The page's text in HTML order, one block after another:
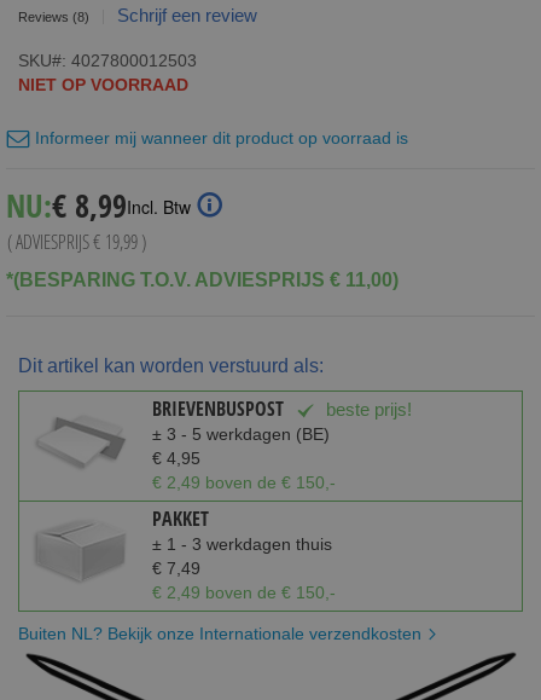
Reviews (8) Schrijf een review
SKU
4027800012503
NIET OP VOORRAAD
Informeer mij wanneer dit product op voorraad is
NU: Special
Price
€ 8,99Incl. Btw
( ADVIESPRIJS€ 19,99)
*(BESPARING T.O.V. ADVIESPRIJS € 11,00)
Dit artikel kan worden verstuurd als:
BRIEVENBUSPOST beste prijs!
± 3 - 5 werkdagen (BE)
€ 4,95
€ 2,49 boven de € 150,-
PAKKET
± 1 - 3 werkdagen thuis
€ 7,49
€ 2,49 boven de € 150,-
Buiten NL? Bekijk onze Internationale verzendkosten